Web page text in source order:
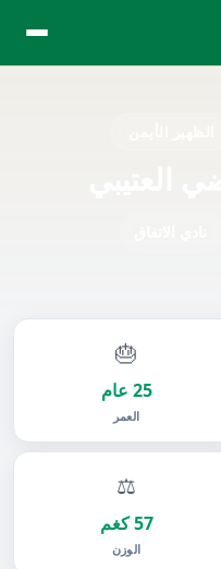
🎂
25 عام
العمر
⚖️
57 كغم
الوزن